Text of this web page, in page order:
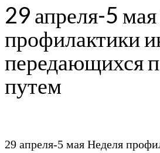
29 апреля-5
профилактики
передающихся
путем
29 апреля-5 мая Неделя